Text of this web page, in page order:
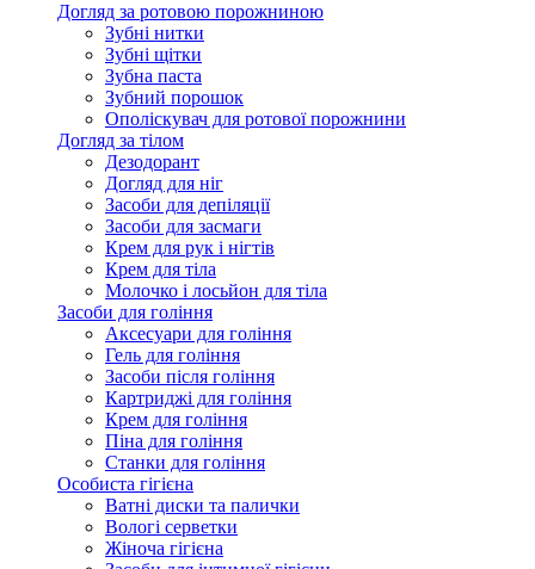
Догляд за ротовою порожниною
Зубні нитки
Зубні щітки
Зубна паста
Зубний порошок
Ополіскувач для ротової порожнини
Догляд за тілом
Дезодорант
Догляд для ніг
Засоби для депіляції
Засоби для засмаги
Крем для рук і нігтів
Крем для тіла
Молочко і лосьйон для тіла
Засоби для гоління
Аксесуари для гоління
Гель для гоління
Засоби після гоління
Картриджі для гоління
Крем для гоління
Піна для гоління
Станки для гоління
Особиста гігієна
Ватні диски та палички
Вологі серветки
Жіноча гігієна